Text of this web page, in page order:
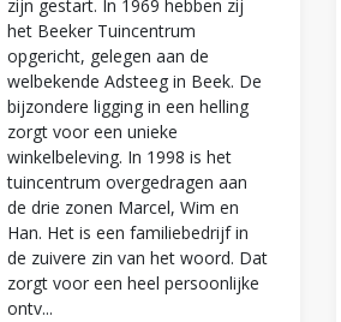
zijn gestart. In 1969 hebben zij
het Beeker Tuincentrum
opgericht, gelegen aan de
welbekende Adsteeg in Beek. De
bijzondere ligging in een helling
zorgt voor een unieke
winkelbeleving. In 1998 is het
tuincentrum overgedragen aan
de drie zonen Marcel, Wim en
Han. Het is een familiebedrijf in
de zuivere zin van het woord. Dat
zorgt voor een heel persoonlijke
ontv...